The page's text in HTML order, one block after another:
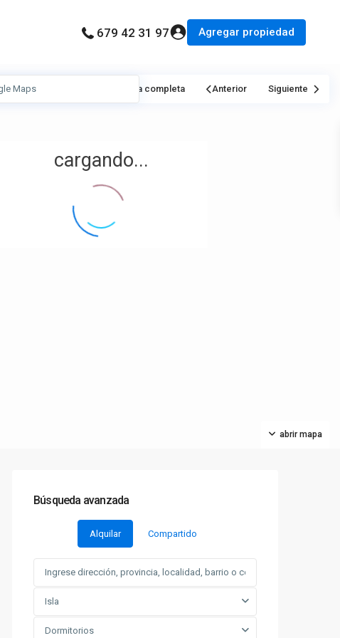
679 42 31 97 Agregar propiedad
cargando...
abrir mapa
Mi Ubicación Pantalla completa Anterior Siguiente
Búsqueda avanzada
Alquilar Compartido
Isla
Dormitorios